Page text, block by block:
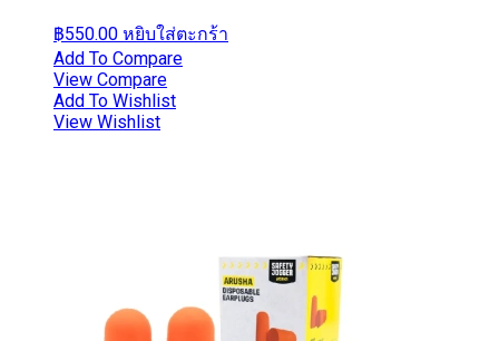
฿550.00 หยิบใส่ตะกร้า
Add To Compare
View Compare
Add To Wishlist
View Wishlist